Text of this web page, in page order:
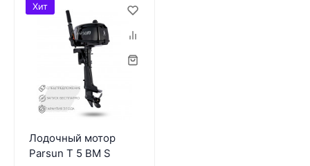
Лодочный мотор
Parsun T 5 BM S
Хит